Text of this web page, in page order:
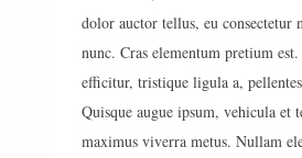
dolor auctor tellus, eu consectetur
nunc. Cras elementum pretium
efficitur, tristique ligula a,
Quisque augue ipsum, vehicula et
maximus viverra metus. Nullam